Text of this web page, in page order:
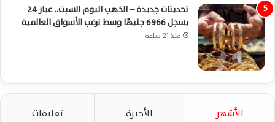
تحديثات جديدة – الذهب اليوم السبت.. عيار 24
يسجل 6966 جنيهًا وسط ترقب الأسواق العالمية
منذ 21 ساعة
الأشهر الأخيرة تعليقات